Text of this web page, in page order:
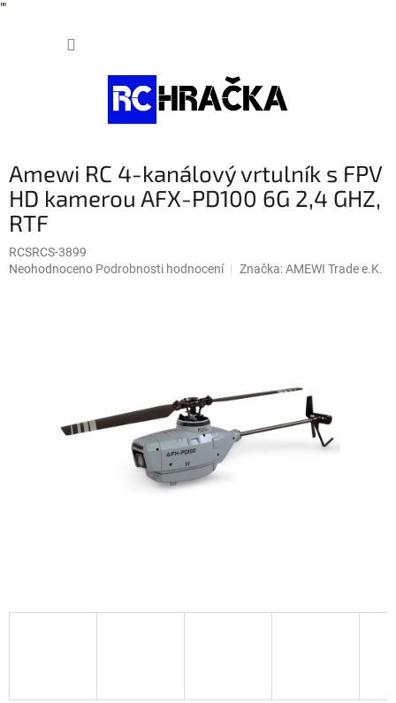
""
Amewi RC 4-kanálový vrtulník s FPV
HD kamerou AFX-PD100 6G 2,4 GHZ,
RTF
RCSRCS-3899
Průměrné
Neohodnoceno Podrobnosti hodnocení Značka:AMEWI Trade e.K.